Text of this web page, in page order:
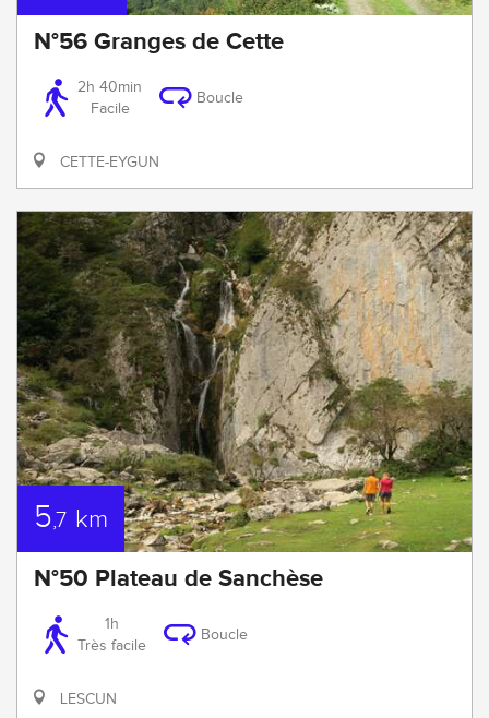
N°56 Granges de Cette
2h 40min
Facile
Boucle
CETTE-EYGUN
5,7 km
N°50 Plateau de Sanchèse
1h
Très facile
Boucle
LESCUN